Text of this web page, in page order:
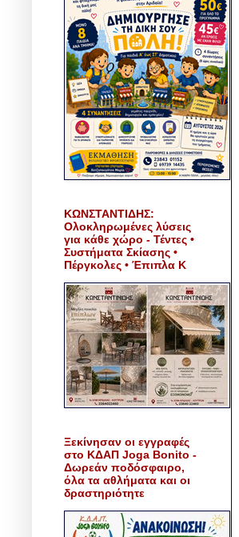
ΚΩΝΣΤΑΝΤΙΔΗΣ:
Ολοκληρωμένες λύσεις
για κάθε χώρο - Τέντες •
Συστήματα Σκίασης •
Πέργκολες • Έπιπλα Κ
Ξεκίνησαν οι εγγραφές
στο ΚΔΑΠ Joga Bonito -
Δωρεάν ποδόσφαιρο,
όλα τα αθλήματα και οι
δραστηριότητε